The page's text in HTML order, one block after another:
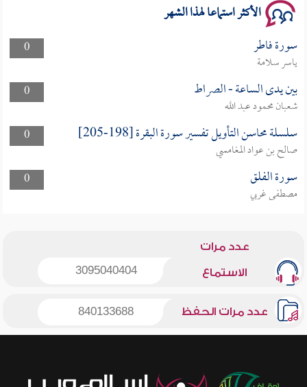
الأكثر استماعا لهذا الشهر
0 سورة فاطر
ياسر سلامة
0
بين يدى الساعة - الصراط
شعبان محمود عبد الله
0
سلسلة محاسن التأويل تفسير سورة البقرة [198-205]
صالح بن عواد المغامسي
0
سورة الفلق
مصطفى غربي
عدد مرات
الاستماع 3095040404
عدد مرات الحفظ 840133688